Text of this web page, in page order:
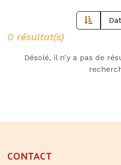
0 résultat(s)
Désolé, il n'y a pas de
CONTACT